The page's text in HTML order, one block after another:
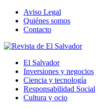
Aviso Legal
Quiénes somos
Contacto
El Salvador
Inversiones y negocios
Ciencia y tecnología
Responsabilidad Social
Cultura y ocio